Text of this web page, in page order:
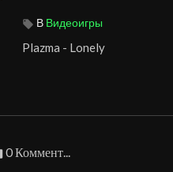
В Видеоигры
⁣Plazma - Lonely
0 Коммент...